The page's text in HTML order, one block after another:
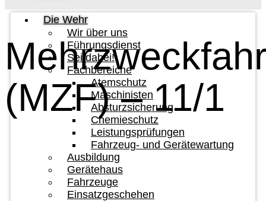
Die Wehr
Wir über uns
Führungsdienst
Sei dabei!
Fachbereiche
Atemschutz
Maschinisten
Absturzsicherung
Chemieschutz
Leistungsprüfungen
Fahrzeug- und Gerätewartung
Ausbildung
Gerätehaus
Fahrzeuge
Einsatzgeschehen
(MZF) – 11/1